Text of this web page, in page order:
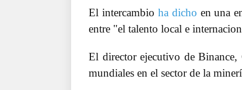
El intercambio ha dicho en una
entre "el talento local e
El director ejecutivo de
mundiales en el sector de la